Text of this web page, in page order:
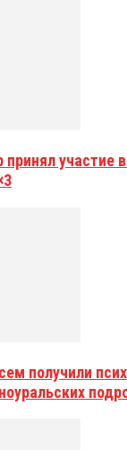
принял участие
получили